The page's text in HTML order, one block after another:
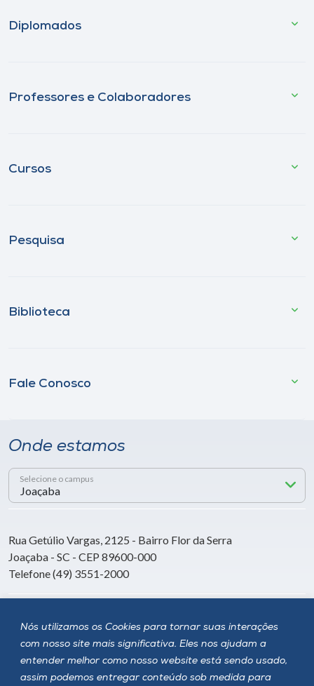
Nós utilizamos os Cookies para tornar suas interações
com nosso site mais significativa. Eles nos ajudam a
entender melhor como nosso website está sendo usado,
assim podemos entregar conteúdo sob medida para
Diplomados
Professores e Colaboradores
Cursos
Pesquisa
Biblioteca
Fale Conosco
Onde estamos
Selecione o campus
Rua Getúlio Vargas, 2125 - Bairro Flor da Serra
Joaçaba - SC - CEP 89600-000
Telefone (49) 3551-2000
Siga a Unoesc